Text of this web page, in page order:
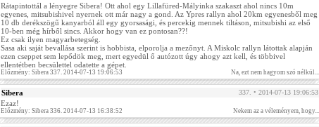
Rátapintottál a lényegre Sibera! Ott ahol egy Lillafüred-Mályinka szakaszt ahol nincs 10m
egyenes, mitsubishivel nyernek ott már nagy a gond. Az Ypres rallyn ahol 20km egyenesből meg
10 db derékszögű kanyarból áll egy gyorsasági, és percekig mennek tiltáson, mitsubishi az első
10-ben még hírből sincs. Akkor hogy van ez pontosan??!
Ez csak ilyen magyarbetegség.
Sasa aki saját bevallása szerint is hobbista, elporolja a mezőnyt. A Miskolc rallyn látottak alapján
ezen cseppet sem lepődök meg, mert egyedül ő autózott úgy ahogy azt kell, és többivel
ellentétben becsülettel odatette a gépet.
Előzmény: Sibera 337. 2014-07-13 19:06:53 Na, ezt nem hagyom szó nélkül...
Sibera 337. • 2014-07-13 19:06:53
Ezaz!
Előzmény: Sibera 336. 2014-07-13 16:38:52 Nekem az a véleményem, hogy...